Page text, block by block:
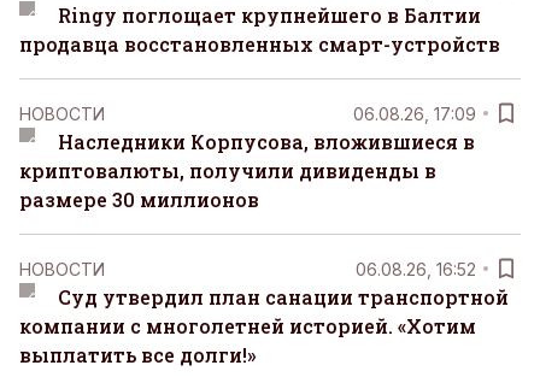
Ringy поглощает крупнейшего в Балтии
продавца восстановленных смарт-устройств
НОВОСТИ 06.08.26, 17:09
Наследники Корпусова, вложившиеся в
криптовалюты, получили дивиденды в
размере 30 миллионов
НОВОСТИ 06.08.26, 16:52
Суд утвердил план санации транспортной
компании с многолетней историей. «Хотим
выплатить все долги!»